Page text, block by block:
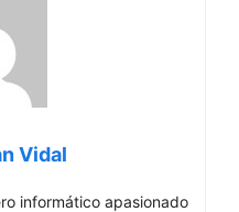
Vidal
informático apasionado